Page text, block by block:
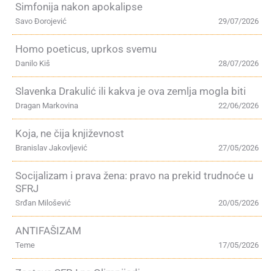
Simfonija nakon apokalipse
29/07/2026
Savo Đorojević
Homo poeticus, uprkos svemu
28/07/2026
Danilo Kiš
Slavenka Drakulić ili kakva je ova zemlja mogla biti
22/06/2026
Dragan Markovina
Koja, ne čija književnost
27/05/2026
Branislav Jakovljević
Socijalizam i prava žena: pravo na prekid trudnoće u
SFRJ
20/05/2026
Srđan Milošević
ANTIFAŠIZAM
17/05/2026
Teme